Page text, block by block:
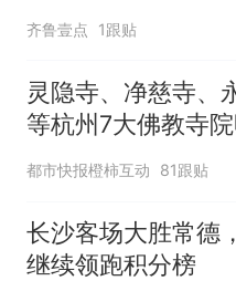
师联盟”
齐鲁壹点 1跟贴
灵隐寺、净慈寺、
等杭州7大佛教寺
临时关闭，别跑空了
都市快报橙柿互动 81跟贴
长沙客场大胜常德
继续领跑积分榜